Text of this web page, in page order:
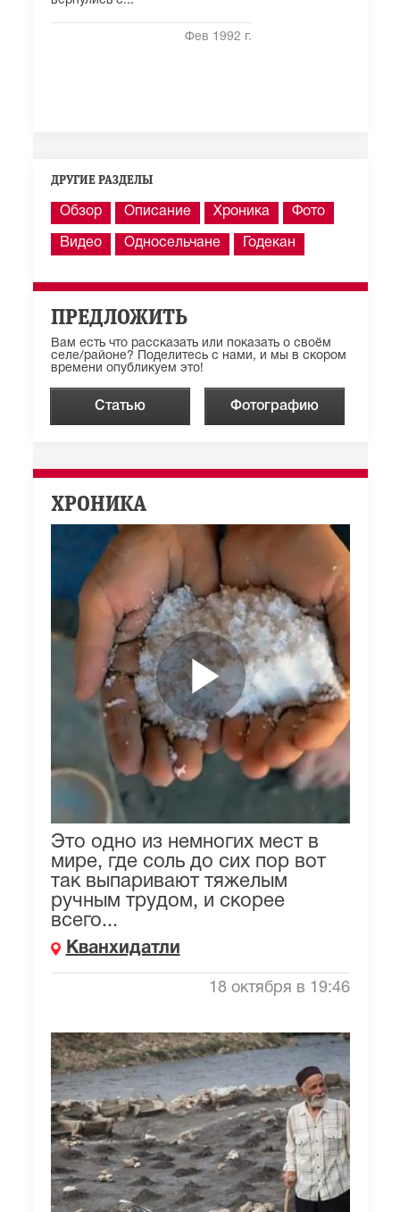
Фев 1992 г.
ДРУГИЕ РАЗДЕЛЫ
Обзор Описание Хроника Фото
Видео Односельчане Годекан
ПРЕДЛОЖИТЬ
Вам есть что рассказать или показать о своём
селе/районе? Поделитесь с нами, и мы в скором
времени опубликуем это!
Статью Фотографию
ХРОНИКА
Это одно из немногих мест в
мире, где соль до сих пор вот
так выпаривают тяжелым
ручным трудом, и скорее
всего...
Кванхидатли
18 октября в 19:46